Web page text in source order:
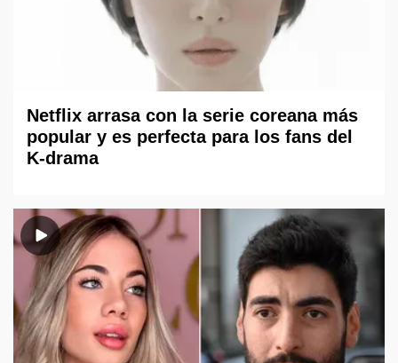
Netflix arrasa con la serie coreana más
popular y es perfecta para los fans del
K-drama